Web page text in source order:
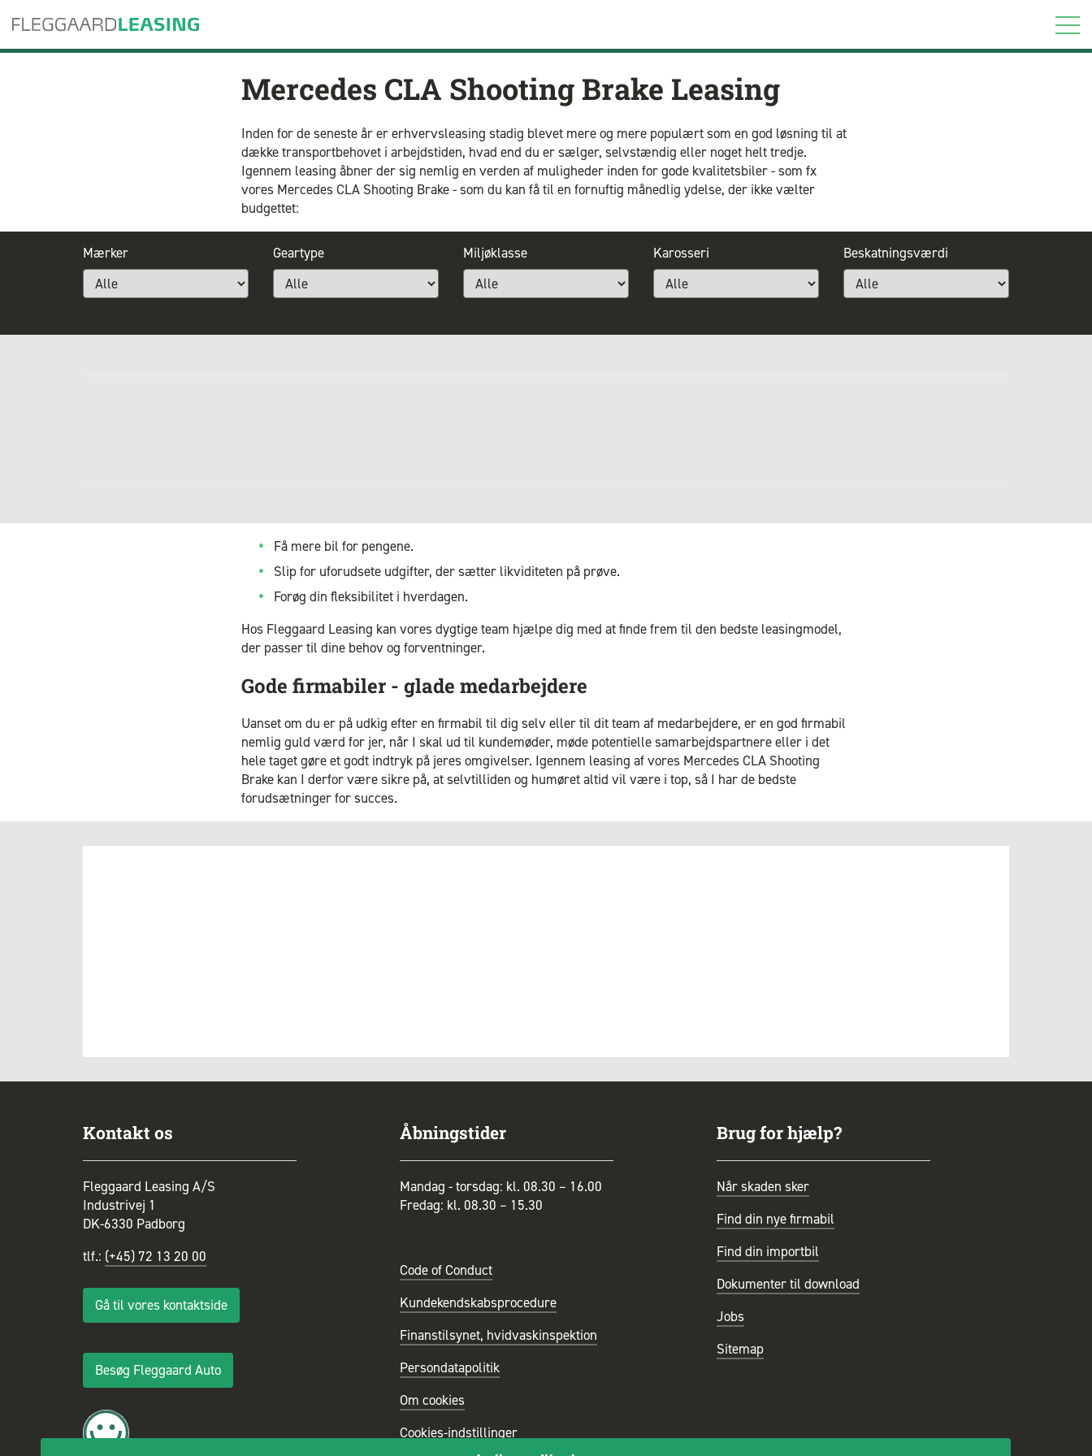
Mercedes CLA Shooting Brake Leasing
Inden for de seneste år er erhvervsleasing stadig blevet mere og mere populært som en god løsning til at
dække transportbehovet i arbejdstiden, hvad end du er sælger, selvstændig eller noget helt tredje.
Igennem leasing åbner der sig nemlig en verden af muligheder inden for gode kvalitetsbiler - som fx
vores Mercedes CLA Shooting Brake - som du kan få til en fornuftig månedlig ydelse, der ikke vælter
budgettet:
Mærker Geartype Miljøklasse Karosseri Beskatningsværdi
Få mere bil for pengene.
Slip for uforudsete udgifter, der sætter likviditeten på prøve.
Forøg din fleksibilitet i hverdagen.
Hos Fleggaard Leasing kan vores dygtige team hjælpe dig med at finde frem til den bedste leasingmodel,
der passer til dine behov og forventninger.
Gode firmabiler - glade medarbejdere
Uanset om du er på udkig efter en firmabil til dig selv eller til dit team af medarbejdere, er en god firmabil
nemlig guld værd for jer, når I skal ud til kundemøder, møde potentielle samarbejdspartnere eller i det
hele taget gøre et godt indtryk på jeres omgivelser. Igennem leasing af vores Mercedes CLA Shooting
Brake kan I derfor være sikre på, at selvtilliden og humøret altid vil være i top, så I har de bedste
forudsætninger for succes.
Kontakt os
Fleggaard Leasing A/S
Industrivej 1
DK-6330 Padborg
tlf.: (+45) 72 13 20 00
Gå til vores kontaktside
Besøg Fleggaard Auto
Åbningstider
Mandag - torsdag: kl. 08.30 – 16.00
Fredag: kl. 08.30 – 15.30
Code of Conduct
Kundekendskabsprocedure
Finanstilsynet, hvidvaskinspektion
Persondatapolitik
Om cookies
Cookies-indstillinger
Brug for hjælp?
Når skaden sker
Find din nye firmabil
Find din importbil
Dokumenter til download
Jobs
Sitemap